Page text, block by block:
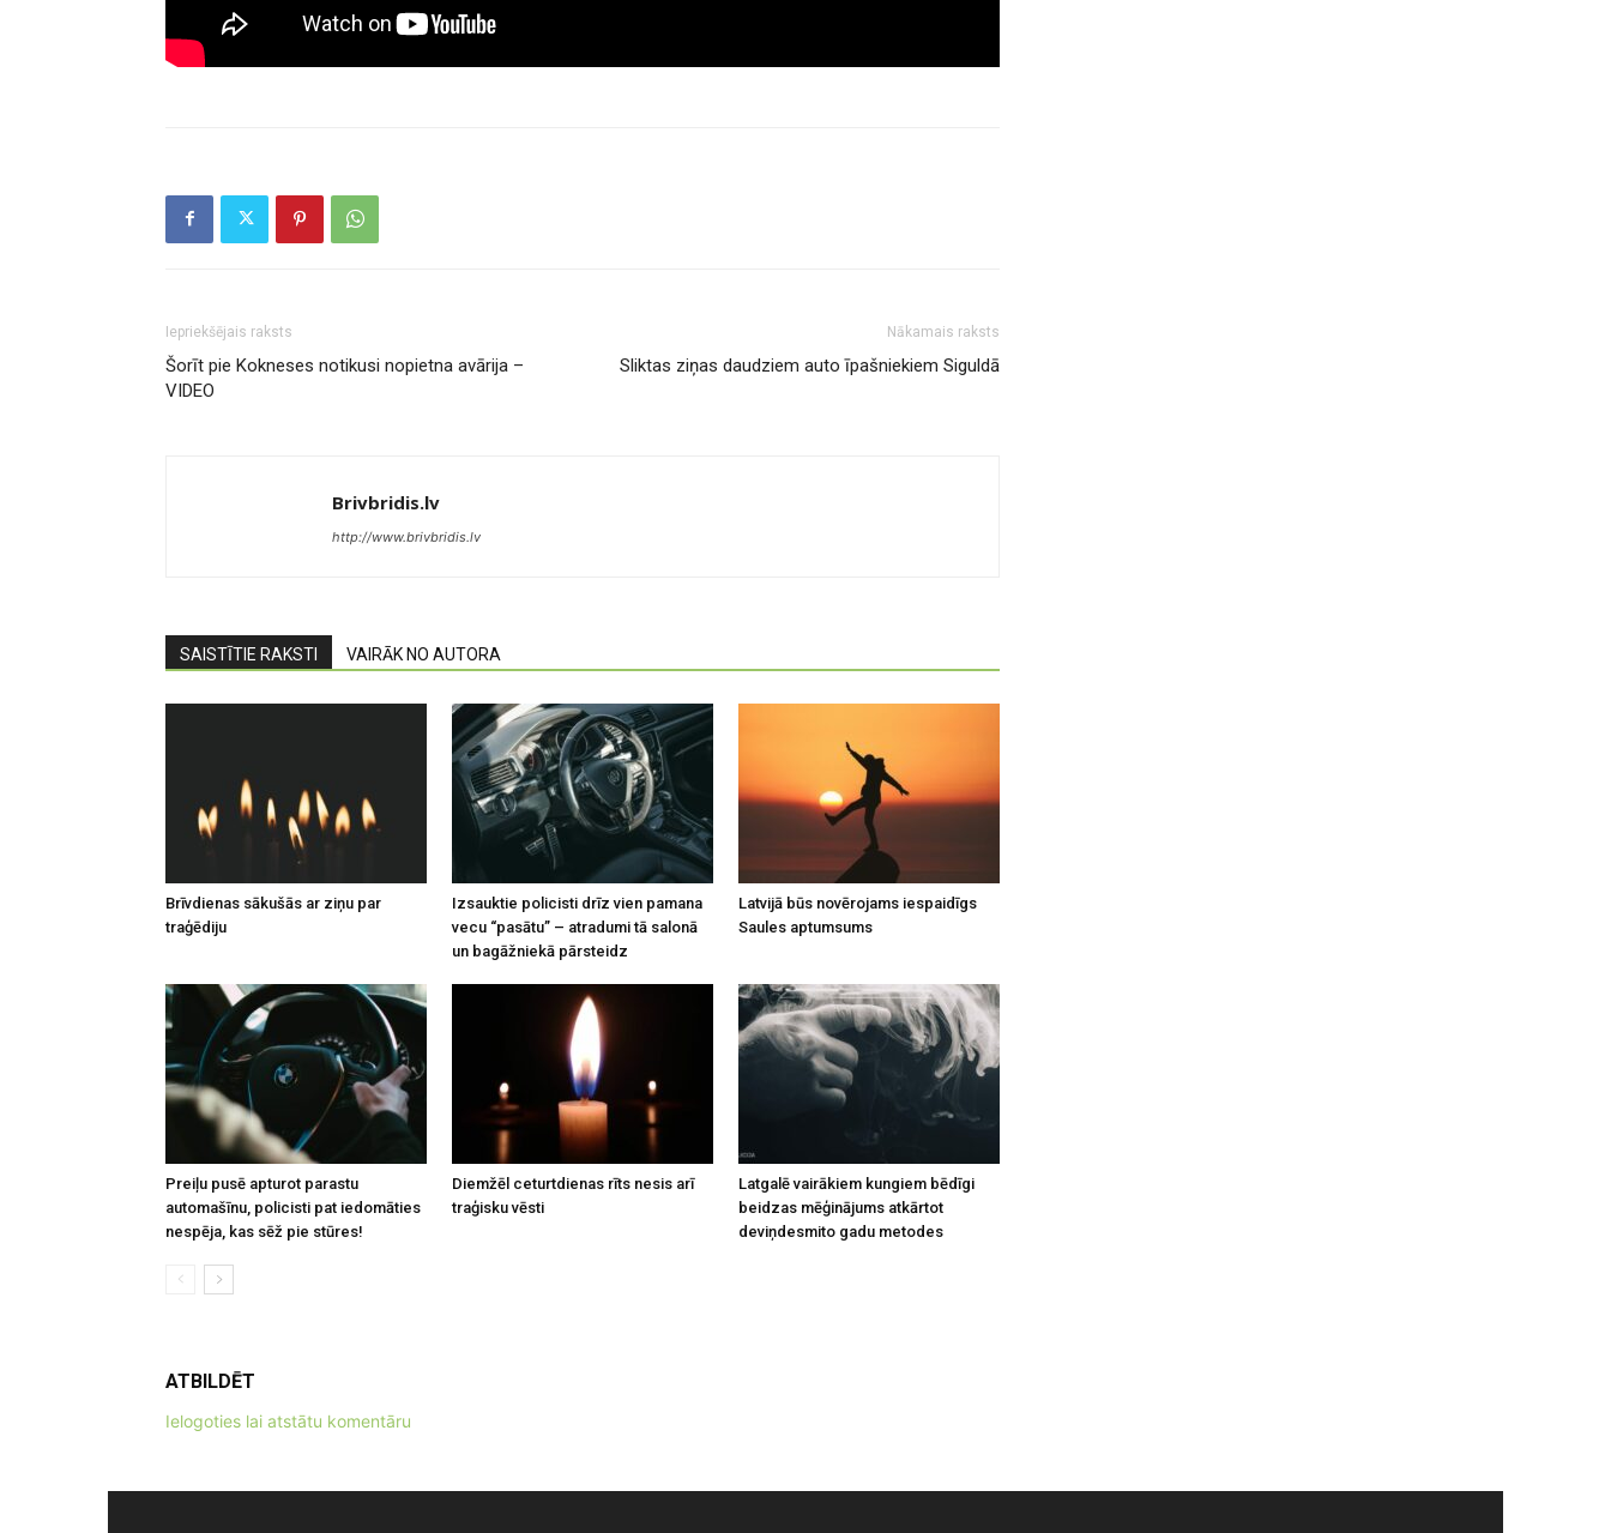
Iepriekšējais raksts
Šorīt pie Kokneses notikusi nopietna avārija –
VIDEO
Nākamais raksts
Sliktas ziņas daudziem auto īpašniekiem Siguldā
Brivbridis.lv
http://www.brivbridis.lv
SAISTĪTIE RAKSTI VAIRĀK NO AUTORA
Brīvdienas sākušās ar ziņu par
traģēdiju
Izsauktie policisti drīz vien pamana
vecu “pasātu” – atradumi tā salonā
un bagāžniekā pārsteidz
Latvijā būs novērojams iespaidīgs
Saules aptumsums
Preiļu pusē apturot parastu
automašīnu, policisti pat iedomāties
nespēja, kas sēž pie stūres!
Diemžēl ceturtdienas rīts nesis arī
traģisku vēsti
Latgalē vairākiem kungiem bēdīgi
beidzas mēģinājums atkārtot
deviņdesmito gadu metodes
ATBILDĒT
Ielogoties lai atstātu komentāru